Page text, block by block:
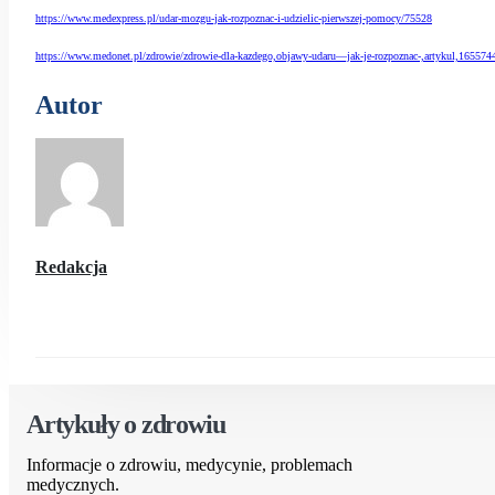
https://www.medexpress.pl/udar-mozgu-jak-rozpoznac-i-udzielic-pierwszej-pomocy/75528
https://www.medonet.pl/zdrowie/zdrowie-dla-kazdego,objawy-udaru—jak-je-rozpoznac-
Autor
Redakcja
Artykuły o zdrowiu
Informacje o zdrowiu, medycynie, problemach
medycznych.